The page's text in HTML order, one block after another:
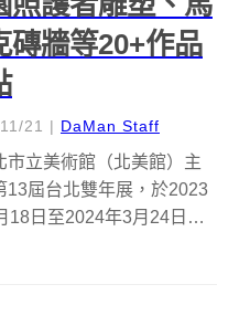
磚牆等20+作品
21 | DaMan Staff
市立美術館（北美館）主
13屆台北雙年展，於2023
18日至2024年3月24日展